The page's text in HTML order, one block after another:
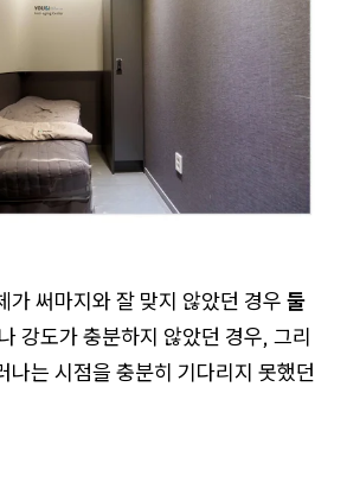
가 써마지와 잘 맞지 않았던 경우 둘
강도가 충분하지 않았던 경우, 그리
나는 시점을 충분히 기다리지 못했던